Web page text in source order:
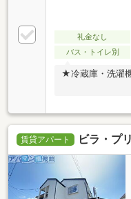
礼金なし
バス・トイレ別
★冷蔵庫・洗濯
賃貸アパート ビラ・プ